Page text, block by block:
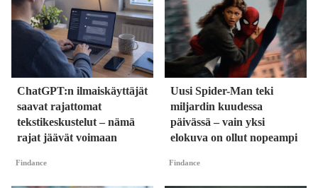
ChatGPT:n ilmaiskäyttäjät
saavat rajattomat
tekstikeskustelut – nämä
rajat jäävät voimaan
Findance
Uusi Spider-Man teki
miljardin kuudessa
päivässä – vain yksi
elokuva on ollut nopeampi
Findance